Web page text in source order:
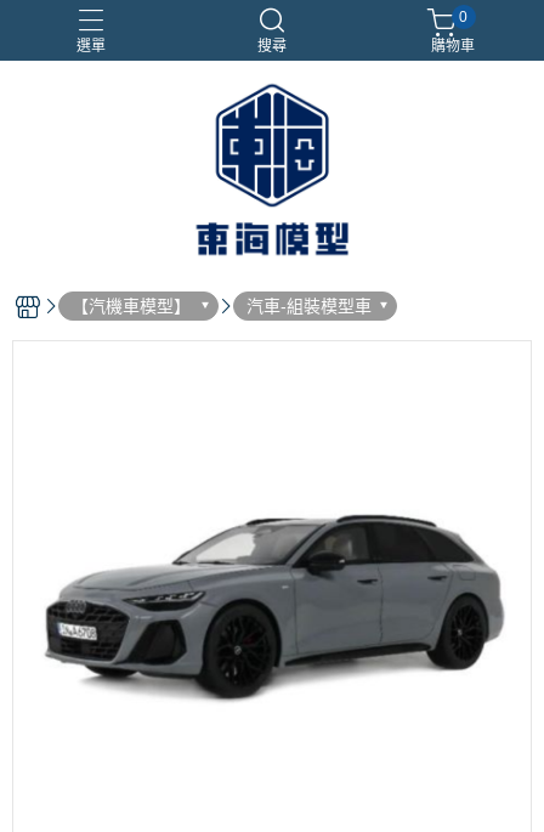
選單 搜尋
合金車
閃電霹靂車
電子雞/塔麻可吉/塔麻歌子
0
購物車
【汽機車模型】 汽車-組裝模型車